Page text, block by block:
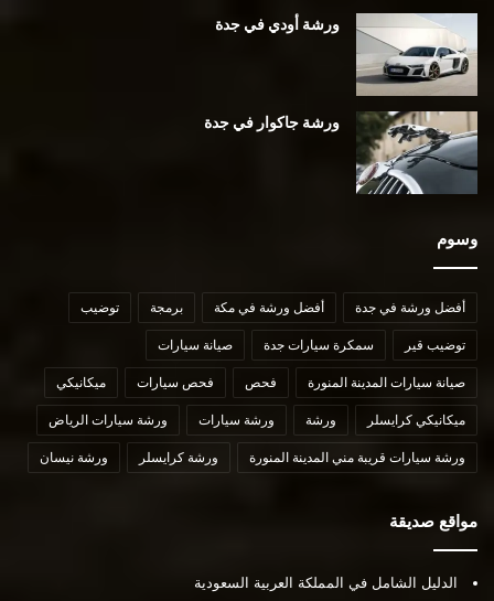
ورشة أودي في جدة
ورشة جاكوار في جدة
وسوم
أفضل ورشة في جدة أفضل ورشة في مكة برمجة توضيب
توضيب قير سمكرة سيارات جدة صيانة سيارات
صيانة سيارات المدينة المنورة فحص فحص سيارات ميكانيكي
ميكانيكي كرايسلر ورشة ورشة سيارات ورشة سيارات الرياض
ورشة سيارات قريبة مني المدينة المنورة ورشة كرايسلر ورشة نيسان
مواقع صديقة
الدليل الشامل في المملكة العربية السعودية